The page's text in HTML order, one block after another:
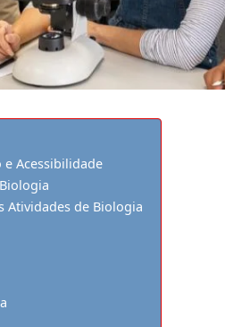
Acessibilidade
Atividades de Biologia